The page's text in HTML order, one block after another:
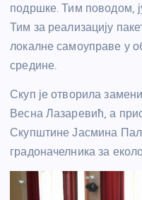
подршке. Тим поводом,
Тим за реализацију
локалне самоуправе у
средине.
Скуп је отворила
Весна Лазаревић, а
Скупштине Јасмина
градоначелника за